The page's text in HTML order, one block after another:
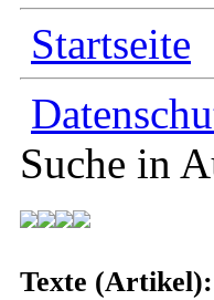
Startseite
Suche in
Texte (Artikel):